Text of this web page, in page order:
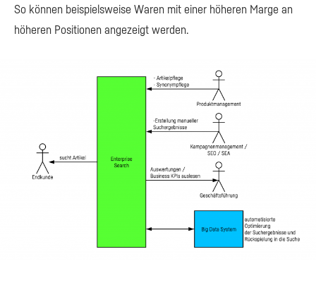
So können beispielsweise Waren mit einer höheren Marge an
höheren Positionen angezeigt werden.